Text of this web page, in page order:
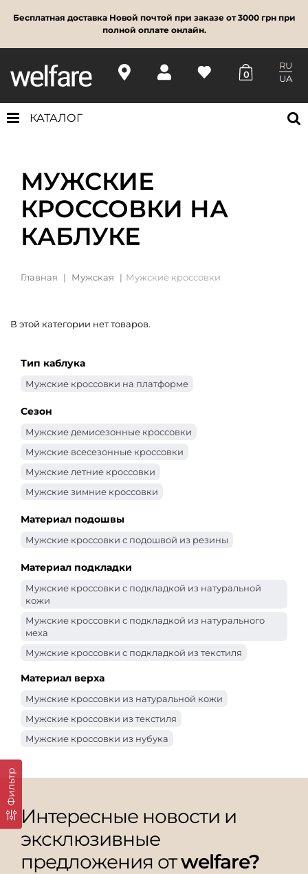
Бесплатная доставка Новой почтой при заказе от 3000 грн при
полной оплате онлайн.
0
RU
UA
КАТАЛОГ
МУЖСКИЕ
КРОССОВКИ НА
КАБЛУКЕ
Главная Мужская Мужские кроссовки
Фильтр
В этой категории нет товаров.
Тип каблука
Мужские кроссовки на платформе
Сезон
Мужские демисезонные кроссовки
Мужские всесезонные кроссовки
Мужские летние кроссовки
Мужские зимние кроссовки
Материал подошвы
Мужские кроссовки с подошвой из резины
Материал подкладки
Мужские кроссовки с подкладкой из натуральной
кожи
Мужские кроссовки с подкладкой из натурального
меха
Мужские кроссовки с подкладкой из текстиля
Мужские кроссовки с подкладкой из байки
Материал верха
Мужские кроссовки из натуральной кожи
Мужские кроссовки из текстиля
Мужские кроссовки из нубука
Интересные новости и
эксклюзивные
предложения отwelfare?